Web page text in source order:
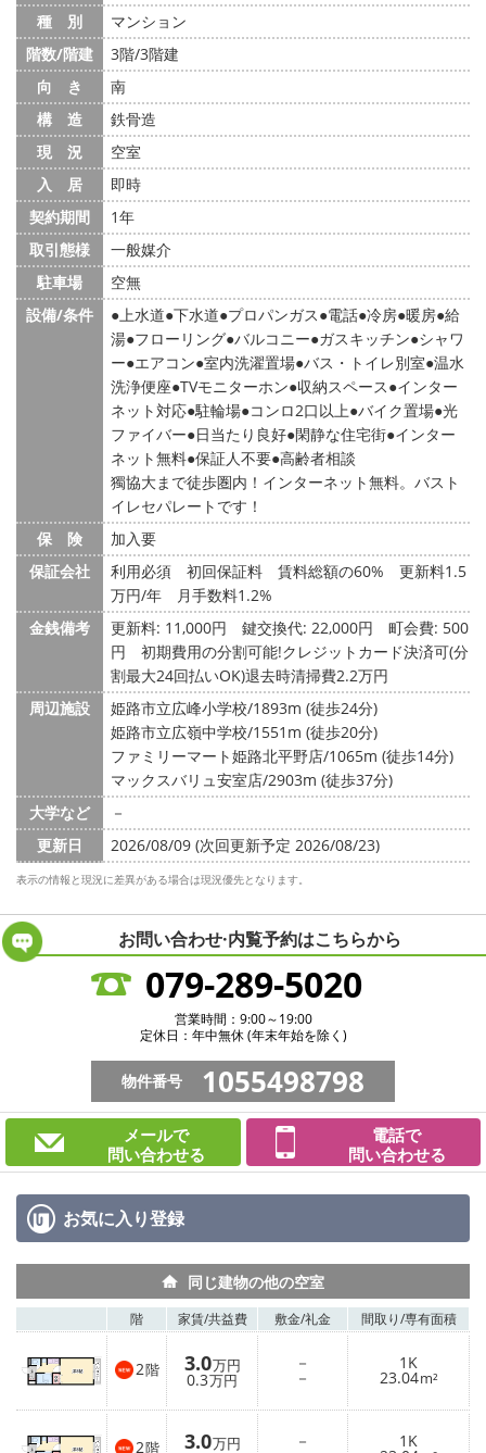
種 別
マンション
階数/階建
3階/3階建
向 き
南
構 造
鉄骨造
現 況
空室
入 居
即時
契約期間
1年
取引態様
一般媒介
駐車場
空無
設備/条件
上水道 下水道 プロパンガス 電話 冷房 暖房 給
湯 フローリング バルコニー ガスキッチン シャワ
ー エアコン 室内洗濯置場 バス・トイレ別室 温水
洗浄便座 TVモニターホン 収納スペース インター
ネット対応 駐輪場 コンロ2口以上 バイク置場 光
ファイバー 日当たり良好 閑静な住宅街 インター
ネット無料 保証人不要 高齢者相談
獨協大まで徒歩圏内！インターネット無料。バスト
イレセパレートです！
保 険
加入要
保証会社
利用必須 初回保証料 賃料総額の60% 更新料1.5
万円/年 月手数料1.2%
金銭備考
更新料: 11,000円 鍵交換代: 22,000円
町会費: 500
円
初期費用の分割可能!クレジットカード決済可(分
割最大24回払いOK)退去時清掃費2.2万円
周辺施設
姫路市立広峰小学校/1893m (徒歩24分)
姫路市立広嶺中学校/1551m (徒歩20分)
ファミリーマート姫路北平野店/1065m (徒歩14分)
マックスバリュ安室店/2903m (徒歩37分)
大学など
－
更新日
2026/08/09 (次回更新予定 2026/08/23)
表示の情報と現況に差異がある場合は現況優先となります。
お問い合わせ·内覧予約はこちらから
079-289-5020
営業時間：9:00～19:00
定休日：年中無休 (年末年始を除く)
物件番号 1055498798
メールで
問い合わせる
電話で
問い合わせる
お気に入り登録
同じ建物の他の空室
階 家賃/共益費 敷金/礼金 間取り/専有面積
2階 3.0万円
0.3万円
－
－
1K
23.04m²
2階 3.0万円 － 1K